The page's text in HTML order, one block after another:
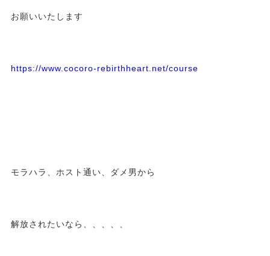
お願いいたします
https://www.cocoro-rebirthheart.net/course
モラハラ、ホスト通い、ダメ男から
解放されたいなら、、、、、